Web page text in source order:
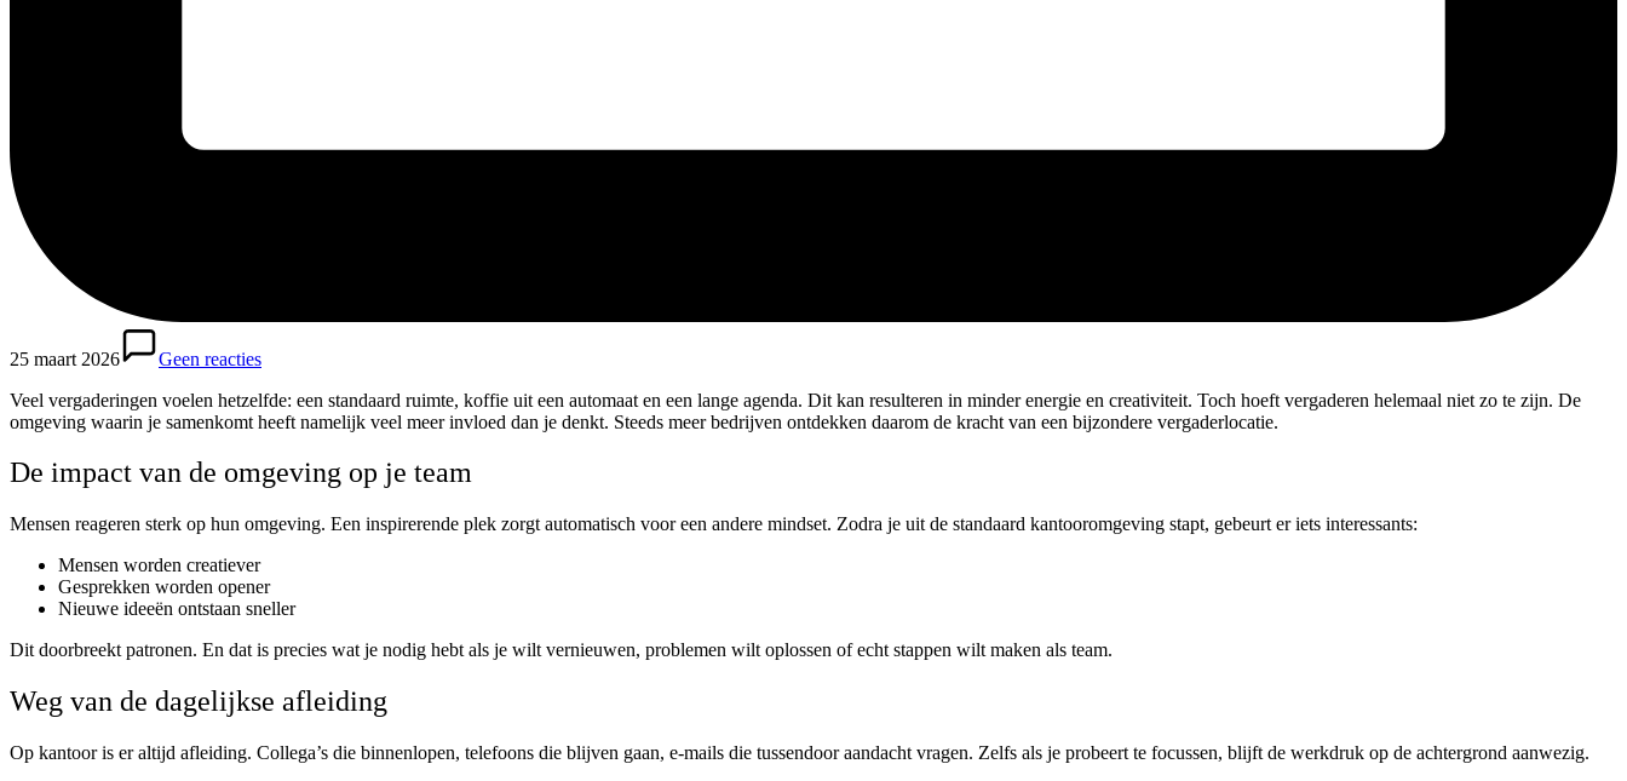
25 maart 2026
Geen reacties
Veel vergaderingen voelen hetzelfde: een standaard ruimte, koffie uit een automaat en een lange agenda. Dit kan resulteren in minder energie en creativiteit. Toch hoeft vergaderen helemaal niet zo te zijn. De
omgeving waarin je samenkomt heeft namelijk veel meer invloed dan je denkt. Steeds meer bedrijven ontdekken daarom de kracht van een bijzondere vergaderlocatie.
De impact van de omgeving op je team
Mensen reageren sterk op hun omgeving. Een inspirerende plek zorgt automatisch voor een andere mindset. Zodra je uit de standaard kantooromgeving stapt, gebeurt er iets interessants:
Mensen worden creatiever
Gesprekken worden opener
Nieuwe ideeën ontstaan sneller
Dit doorbreekt patronen. En dat is precies wat je nodig hebt als je wilt vernieuwen, problemen wilt oplossen of echt stappen wilt maken als team.
Weg van de dagelijkse afleiding
Op kantoor is er altijd afleiding. Collega’s die binnenlopen, telefoons die blijven gaan, e-mails die tussendoor aandacht vragen. Zelfs als je probeert te focussen, blijft de werkdruk op de achtergrond aanwezig.